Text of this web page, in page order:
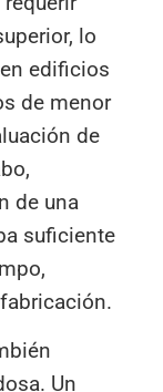
lo
edificios
de menor
de
de una
suficiente
Un